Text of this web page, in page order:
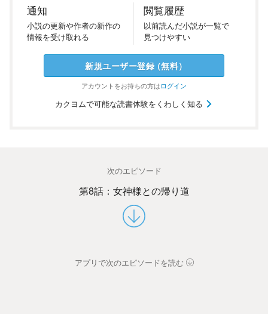
通知
小説の更新や作者の新作の
情報を受け取れる
閲覧履歴
以前読んだ小説が一覧で
見つけやすい
新規ユーザー登録（無料）
アカウントをお持ちの方はログイン
カクヨムで可能な読書体験をくわしく知る
次のエピソード
第8話：女神様との帰り道
アプリで次のエピソードを読む